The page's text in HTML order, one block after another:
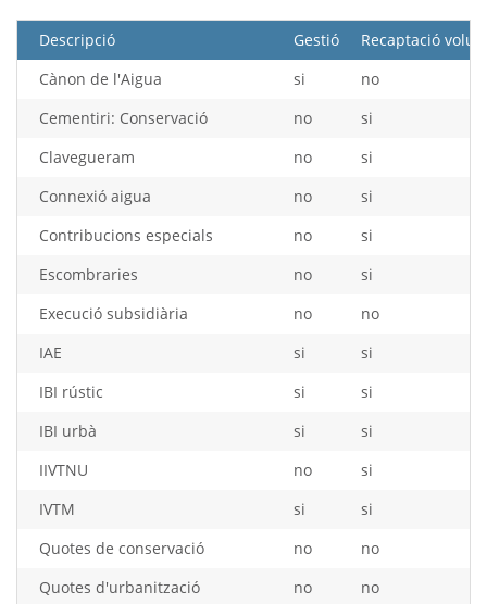
Descripció Gestió
Recaptació
Cànon de l'Aigua
si
no
Cementiri: Conservació
no
si
Clavegueram
no
si
Connexió aigua
no
si
Contribucions especials
no
si
Escombraries
no
si
Execució subsidiària
no
no
IAE
si
si
IBI rústic
si
si
IBI urbà
si
si
IIVTNU
no
si
IVTM
si
si
Quotes de conservació
no
no
Quotes d'urbanització
no no